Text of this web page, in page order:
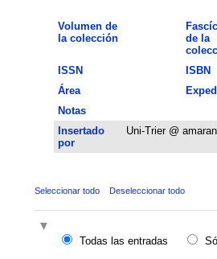
Volumen de
la colección
de la
ISSN
ISBN
Área
Notas
Insertado
por
Uni-Trier @
Seleccionar todo Deseleccionar todo
Todas las entradas